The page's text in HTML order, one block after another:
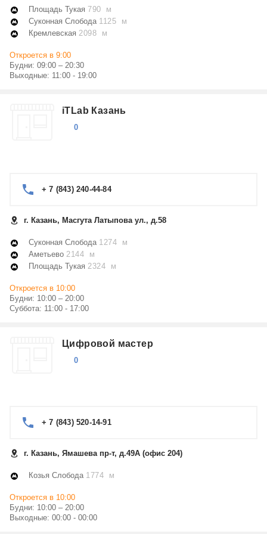
Площадь Тукая 790 м
Суконная Слобода1125 м
Кремлевская 2098 м
Откроется в 9:00
Будни: 09:00 – 20:30
Выходные: 11:00 - 19:00
iTLab Казань
0
+ 7 (843) 240-44-84
г. Казань, Масгута Латыпова ул., д.58
Суконная Слобода1274 м
Аметьево 2144 м
Площадь Тукая 2324 м
Откроется в 10:00
Будни: 10:00 – 20:00
Суббота: 11:00 - 17:00
Цифровой мастер
0
+ 7 (843) 520-14-91
г. Казань, Ямашева пр-т, д.49А (офис 204)
Козья Слобода1774 м
Откроется в 10:00
Будни: 10:00 – 20:00
Выходные: 00:00 - 00:00